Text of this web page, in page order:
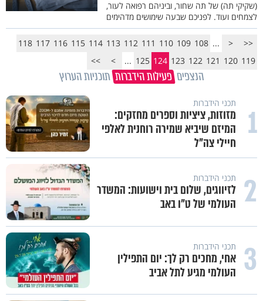
(שקיקי תה) של תה שחור, וביניהם רפואה לעור,
לצמחים ועוד. לפניכם שבעה שימושים מדהימים
<<
<
...
108
109
110
111
112
113
114
115
116
117
118
119
120
121
122
123
124
125
...
>
>>
הנצפים פעילות הידברות תוכניות הערוץ
1 תכני הידברות
מזוזות, ציציות וספרים מחזקים:
המיזם שיביא שמירה רוחנית לאלפי
חיילי צה"ל
2 תכני הידברות
לזיווגים, שלום בית וישועות: המשדר
העולמי של ט"ו באב
3 תכני הידברות
אחי, מחכים רק לך: יום התפילין
העולמי מגיע לתל אביב